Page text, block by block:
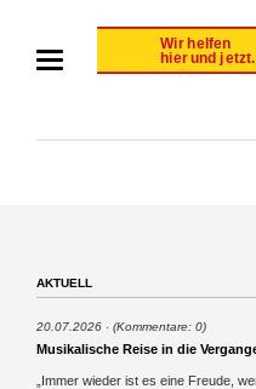
AKTUELL
20.07.2026 (Kommentare: 0)
Musikalische Reise in die
„Immer wieder ist es eine Freude,